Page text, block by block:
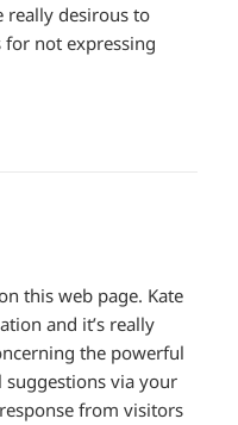
really desirous to
for not expressing
this web page. Kate
and it’s really
the powerful
via your
from visitors